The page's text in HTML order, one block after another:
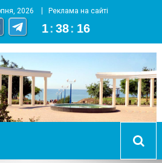
2026 Реклама на сайті
1 : 38 : 17
города Южный